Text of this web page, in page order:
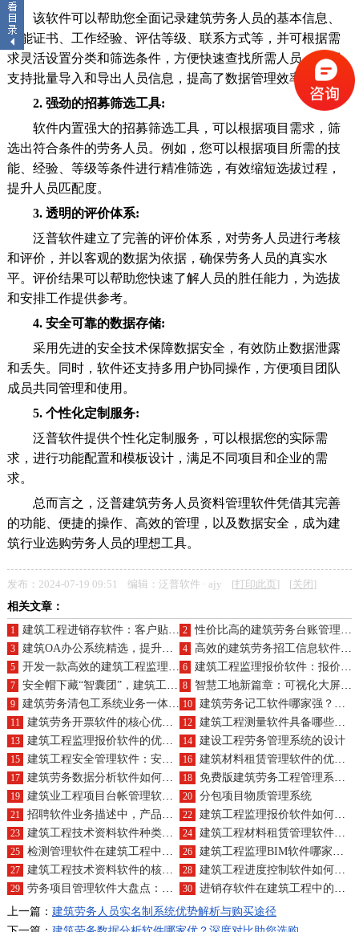
该软件可以帮助您全面记录建筑劳务人员的基本信息、
技能证书、工作经验、评估等级、联系方式等，并可根据需
求灵活设置分类和筛选条件，方便快速查找所需人员。它还
支持批量导入和导出人员信息，提高了数据管理效率。
2. 强劲的招募筛选工具:
软件内置强大的招募筛选工具，可以根据项目需求，筛
选出符合条件的劳务人员。例如，您可以根据项目所需的技
能、经验、等级等条件进行精准筛选，有效缩短选拔过程，
提升人员匹配度。
3. 透明的评价体系:
泛普软件建立了完善的评价体系，对劳务人员进行考核
和评价，并以客观的数据为依据，确保劳务人员的真实水
平。评价结果可以帮助您快速了解人员的胜任能力，为选拔
和安排工作提供参考。
4. 安全可靠的数据存储:
采用先进的安全技术保障数据安全，有效防止数据泄露
和丢失。同时，软件还支持多用户协同操作，方便项目团队
成员共同管理和使用。
5. 个性化定制服务:
泛普软件提供个性化定制服务，可以根据您的实际需
求，进行功能配置和模板设计，满足不同项目和企业的需
求。
总而言之，泛普建筑劳务人员资料管理软件凭借其完善
的功能、便捷的操作、高效的管理，以及数据安全，成为建
筑行业选购劳务人员的理想工具。
发布：2024-07-19 09:51 编辑：泛普软件 · ajy [打印此页] [关闭 ]
相关文章：
1 建筑工程进销存软件：客户贴心服务，采购精准打击，库存严丝合缝，销售火力全开 2 性价比高的建筑劳务台账管理系统有哪些？价格多少？
3 建筑OA办公系统精选，提升办公效率选购秘籍 4 高效的建筑劳务招工信息软件及价格？
5 开发一款高效的建筑工程监理管理软件成本大约是多少？ 6 建筑工程监理报价软件：报价不肉疼，合同不心累，沟通不嘴酸，报表不眼晕
7 安全帽下藏“智囊团”，建筑工地现场管理系统：工时培训质量管理有妙招 8 智慧工地新篇章：可视化大屏系统与制作系统概览
9 建筑劳务清包工系统业务一体化如何确保产品认证？ 10 建筑劳务记工软件哪家强？购买攻略在此
11 建筑劳务开票软件的核心优势与便捷性体现在哪里？ 12 建筑工程测量软件具备哪些功能？如何助力精准施工？
13 建筑工程监理报价软件的优劣势分析及产品特色 14 建设工程劳务管理系统的设计
15 建筑工程安全管理软件：安全至上，招聘、薪资、计划、事故管理无忧 16 建筑材料租赁管理软件的优选版本价格如何？
17 建筑劳务数据分析软件如何助力决策？其对企业的好处是？ 18 免费版建筑劳务工程管理系统平台
19 建筑业工程项目台帐管理软件怎么样 20 分包项目物质管理系统
21 招聘软件业务描述中，产品组合如何满足劳务需求？ 22 建筑工程监理报价软件如何助力企业？核心优势是什么？
23 建筑工程技术资料软件种类大盘点，求购步骤详解 24 建筑工程材料租赁管理软件，租赁、材料、费用、库存，一软解决所有问题
25 检测管理软件在建筑工程中的优点与技术亮点 26 建筑工程监理BIM软件哪家领先？购买渠道大搜罗
27 建筑工程技术资料软件的核心功能及在资料管理中的主要作用？ 28 建筑工程进度控制软件如何帮助管理项目进度？好处有哪些？
29 劳务项目管理软件大盘点：轻松管理劳务项目 30
进销存软件在建筑工程中的利与弊及技术特点
上一篇： 建筑劳务人员实名制系统优势解析与购买途径